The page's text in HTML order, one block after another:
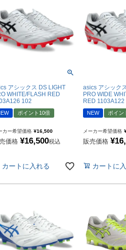
アシックス DS LIGHT
WHITE/FLASH RED
102
ポイント10倍
カー希望価格 ¥16,500
価格 ¥16,500税込
カートに入れる
asics アシック
PRO WIDE
RED 1103A122
NEW ポイン
メーカー希望価格
販売価格 ¥
カートに